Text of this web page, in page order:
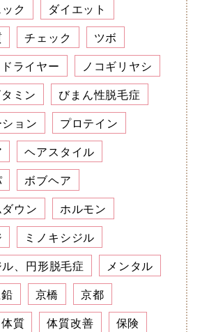
ク
ダイエット
チェック
ツボ
ドライヤー
ノコギリヤシ
ミン
びまん性脱毛症
ョン
プロテイン
ヘアスタイル
ボブヘア
ウン
ホルモン
ミノキシジル
、円形脱毛症
メンタル
京橋
京都
体質 体質改善
保険